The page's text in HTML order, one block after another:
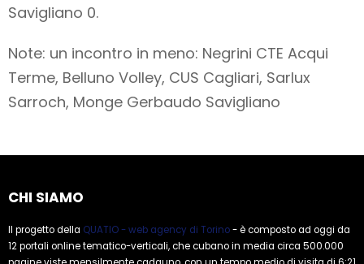
Savigliano 0.
Note: un incontro in meno: Negrini CTE Acqui
Terme, Belluno Volley, CUS Cagliari, Sarlux
Sarroch, Monge Gerbaudo Savigliano
CHI SIAMO
Il progetto della QUATIO - web agency di Torino- è composto ad oggi da
12 portali online tematico-verticali, che cubano in media circa 500.000